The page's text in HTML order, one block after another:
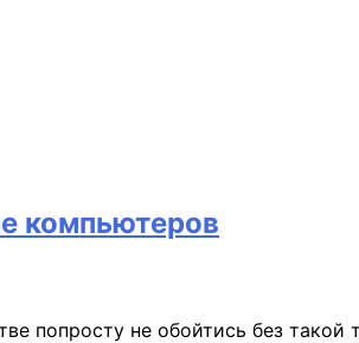
компьютеров
попросту не обойтись без